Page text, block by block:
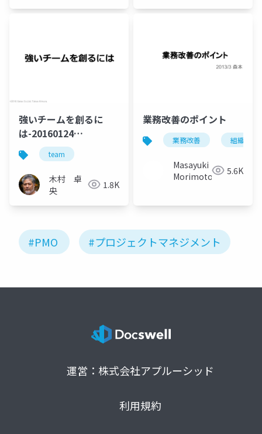
強いチームを創るに
は-20160124
Gaiakitchen
team
木村 卓
央
1.8K
業務改善のポイント
業務改善 組織改善
Masayuki
Morimoto
5.6K
#PMO #プロジェクトマネジメント
運営：株式会社アプルーシッド
利用規約